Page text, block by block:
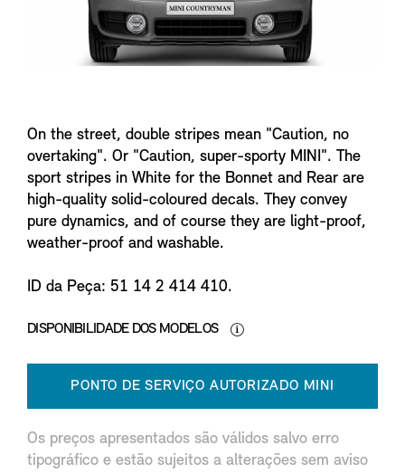
On the street, double stripes mean "Caution, no
overtaking". Or "Caution, super-sporty MINI". The
sport stripes in White for the Bonnet and Rear are
high-quality solid-coloured decals. They convey
pure dynamics, and of course they are light-proof,
weather-proof and washable.
ID da Peça: 51 14 2 414 410.
DISPONIBILIDADE DOS MODELOS
PONTO DE SERVIÇO AUTORIZADO MINI
Os preços apresentados são válidos salvo erro
tipográfico e estão sujeitos a alterações sem aviso